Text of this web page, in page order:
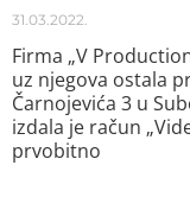
31.03.2022.
Firma „V
uz njegova ostala
Čarnojevića 3 u
izdala je račun
prvobitno